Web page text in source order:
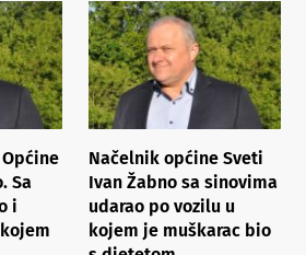
Sa
i
Načelnik općine Sveti
Ivan Žabno sa sinovima
udarao po vozilu u
kojem je muškarac bio